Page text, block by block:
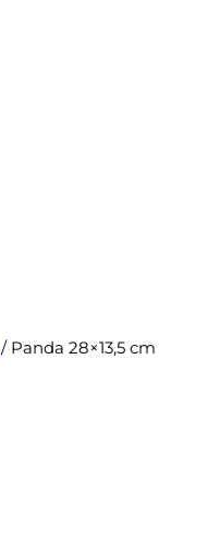
/ Panda 28×13,5 cm